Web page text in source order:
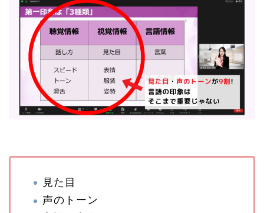
見た目
声のトーン